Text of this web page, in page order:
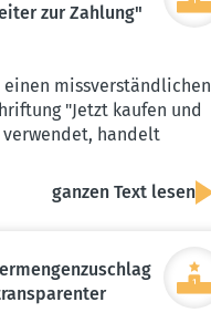
zur Zahlung"
einen missverständlichen
"Jetzt kaufen und
handelt
ganzen Text lesen